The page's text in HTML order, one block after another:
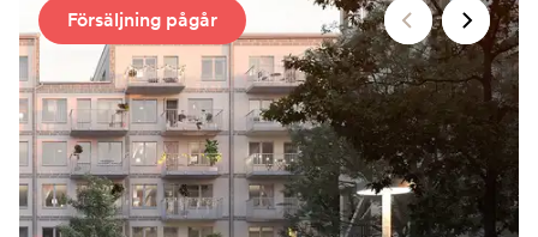
Försäljning pågår